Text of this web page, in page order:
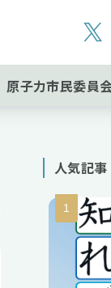
原子力市民委員
人気記事